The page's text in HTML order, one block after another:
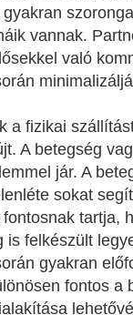
vannak.
való
a fizikai
A betegség
jár. A
sokat
tartja,
is felkészült
gyakran
fontos a